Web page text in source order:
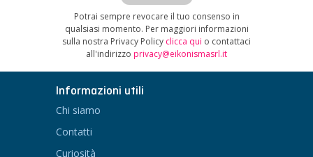
Potrai sempre revocare il tuo consenso in
qualsiasi momento. Per maggiori informazioni
sulla nostra Privacy Policy clicca qui o contattaci
all'indirizzo privacy@eikonismasrl.it
Informazioni utili
Chi siamo
Contatti
Curiosità